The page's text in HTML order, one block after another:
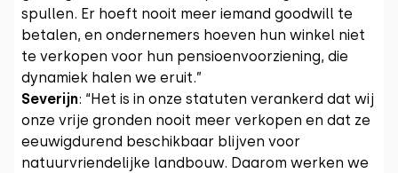
spullen. Er hoeft nooit meer iemand goodwill te
betalen, en ondernemers hoeven hun winkel niet
te verkopen voor hun pensioenvoorziening, die
dynamiek halen we eruit.”
Severijn: “Het is in onze statuten verankerd dat wij
onze vrije gronden nooit meer verkopen en dat ze
eeuwigdurend beschikbaar blijven voor
natuurvriendelijke landbouw. Daarom werken we